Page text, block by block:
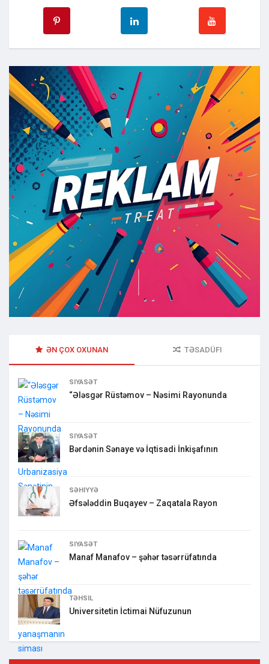
ƏN ÇOX OXUNAN TƏSADÜFI
SIYASƏT
“Ələsgər Rüstəmov – Nəsimi Rayonunda
SIYASƏT
Bərdənin Sənaye və İqtisadi İnkişafının
SƏHIYYƏ
Əfsələddin Buqayev – Zaqatala Rayon
SIYASƏT
Manaf Manafov – şəhər təsərrüfatında
TƏHSIL
Universitetin İctimai Nüfuzunun